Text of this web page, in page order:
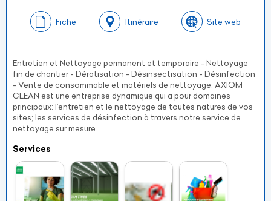
Fiche Itinéraire Site web
Entretien et Nettoyage permanent et temporaire - Nettoyage
fin de chantier - Dératisation - Désinsectisation - Désinfection
- Vente de consommable et matériels de nettoyage. AXIOM
CLEAN est une entreprise dynamique qui a pour domaines
principaux: l’entretien et le nettoyage de toutes natures de vos
sites; les services de désinfection à travers notre service de
nettoyage sur mesure.
Services